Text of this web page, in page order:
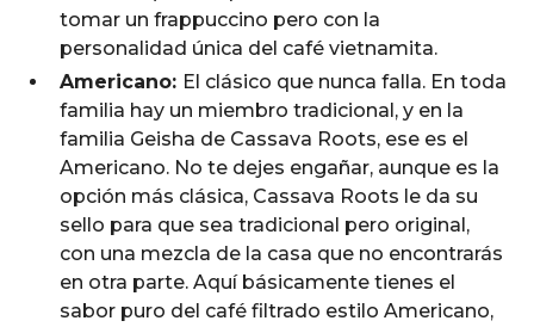
tomar un frappuccino pero con la
personalidad única del café vietnamita.
Americano: El clásico que nunca falla. En toda
familia hay un miembro tradicional, y en la
familia Geisha de Cassava Roots, ese es el
Americano. No te dejes engañar, aunque es la
opción más clásica, Cassava Roots le da su
sello para que sea tradicional pero original,
con una mezcla de la casa que no encontrarás
en otra parte. Aquí básicamente tienes el
sabor puro del café filtrado estilo Americano,